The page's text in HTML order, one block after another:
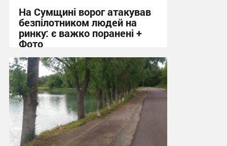
На Сумщині ворог атакував
безпілотником людей на
ринку: є важко поранені +
Фото
10:41, 7.08.2026